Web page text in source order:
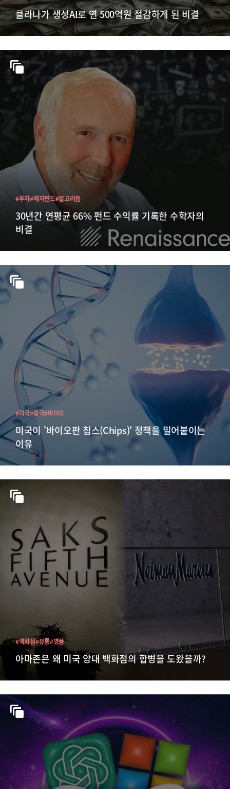
클라나가 생성AI로 연 500억원 절감하게 된 비결
30년간 연평균 66% 펀드 수익률 기록한 수학자의
비결
#투자#헤지펀드#알고리즘
미국이 '바이오판 칩스(Chips)' 정책을 밀어붙이는
이유
#미국#중국#바이오
아마존은 왜 미국 양대 백화점의 합병을 도왔을까?
#백화점#유통#명품